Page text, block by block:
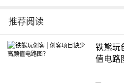
推荐阅读
铁熊玩
值电路